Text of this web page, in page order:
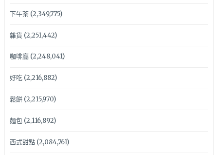
下午茶(2,349,775)
雜貨 (2,251,442)
咖啡廳(2,248,041)
好吃(2,216,882)
鬆餅(2,215,970)
麵包(2,116,892)
西式甜點(2,084,761)